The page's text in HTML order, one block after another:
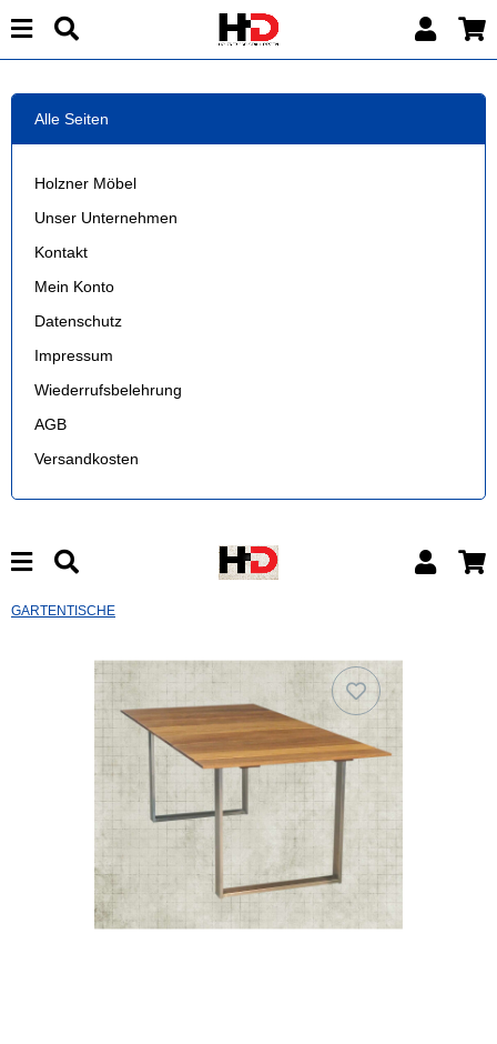
Alle Seiten
Holzner Möbel
Unser Unternehmen
Kontakt
Mein Konto
Datenschutz
Impressum
Wiederrufsbelehrung
AGB
Versandkosten
GARTENTISCHE